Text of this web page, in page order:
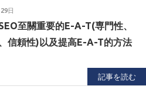
日
至關重要的E-A-T(専門性、
信頼性)以及提高E-A-T的方法
記事を読む